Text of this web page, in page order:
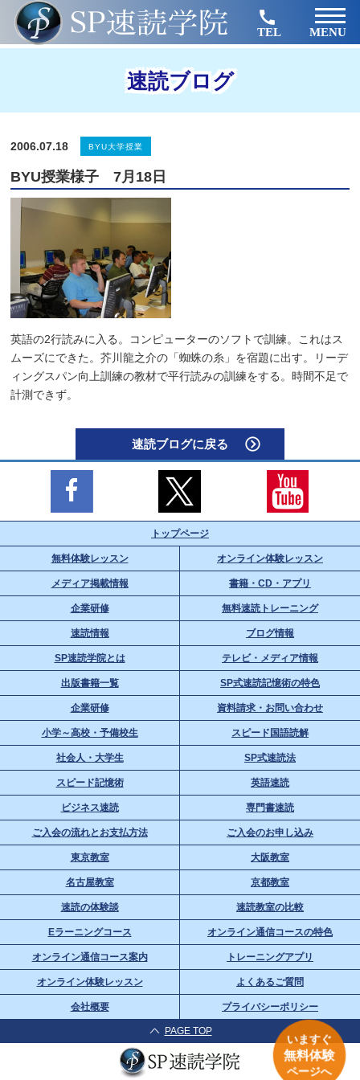
TEL MENU
速読ブログ
2006.07.18 BYU大学授業
BYU授業様子 7月18日
英語の2行読みに入る。コンピューターのソフトで訓練。これはス
ムーズにできた。芥川龍之介の「蜘蛛の糸」を宿題に出す。リーデ
ィングスパン向上訓練の教材で平行読みの訓練をする。時間不足で
計測できず。
速読ブログに戻る
トップページ
無料体験レッスン オンライン体験レッスン
メディア掲載情報 書籍・CD・アプリ
企業研修 無料速読トレーニング
速読情報 ブログ情報
SP速読学院とは テレビ・メディア情報
出版書籍一覧 SP式速読記憶術の特色
企業研修 資料請求・お問い合わせ
小学～高校・予備校生 スピード国語読解
社会人・大学生 SP式速読法
スピード記憶術 英語速読
ビジネス速読 専門書速読
ご入会の流れとお支払方法 ご入会のお申し込み
東京教室 大阪教室
名古屋教室 京都教室
速読の体験談 速読教室の比較
Eラーニングコース オンライン通信コースの特色
オンライン通信コース案内 トレーニングアプリ
オンライン体験レッスン よくあるご質問
会社概要 プライバシーポリシー
PAGE TOP
いますぐ
無料体験
ページへ